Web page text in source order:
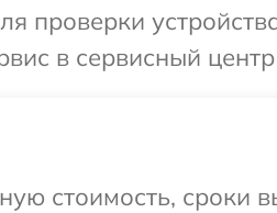
проверки
в сервисный
стоимость, сроки